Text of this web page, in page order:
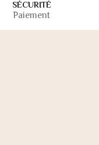
SÉCURITÉ
Paiement